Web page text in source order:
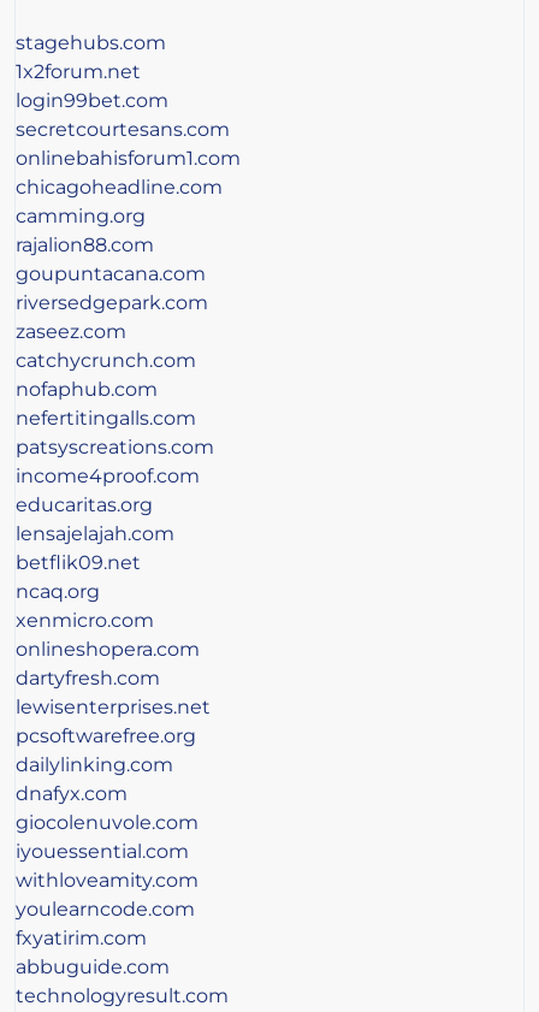
stagehubs.com
1x2forum.net
login99bet.com
secretcourtesans.com
onlinebahisforum1.com
chicagoheadline.com
camming.org
rajalion88.com
goupuntacana.com
riversedgepark.com
zaseez.com
catchycrunch.com
nofaphub.com
nefertitingalls.com
patsyscreations.com
income4proof.com
educaritas.org
lensajelajah.com
betflik09.net
ncaq.org
xenmicro.com
onlineshopera.com
dartyfresh.com
lewisenterprises.net
pcsoftwarefree.org
dailylinking.com
dnafyx.com
giocolenuvole.com
iyouessential.com
withloveamity.com
youlearncode.com
fxyatirim.com
abbuguide.com
technologyresult.com